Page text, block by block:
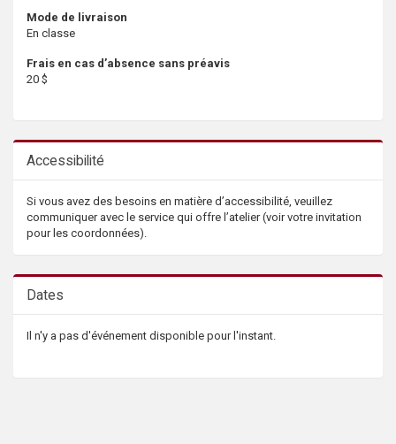
Mode de livraison
En classe
Frais en cas d’absence sans préavis
20 $
Accessibilité
Si vous avez des besoins en matière d’accessibilité, veuillez
communiquer avec le service qui offre l’atelier (voir votre invitation
pour les coordonnées).
Dates
Il n'y a pas d'événement disponible pour l'instant.